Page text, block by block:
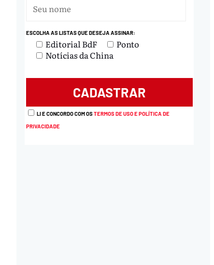
ESCOLHA AS LISTAS QUE DESEJA ASSINAR:
Editorial BdF
Ponto
Notícias da China
LI E CONCORDO COM OSTERMOS DE USO E POLÍTICA DE
PRIVACIDADE